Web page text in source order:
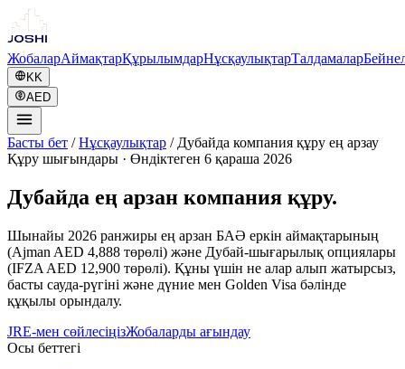
ЖобаларАймақтарҚұрылымдарНұсқаулықтарТалдамалар
KK
AED
Басты бет / Нұсқаулықтар / Дубайда компания құру ең арзау
Құру шығындары · Өндіктеген 6 қараша 2026
Дубайда ең арзан компания құру.
Шынайы 2026 ранжиры ең арзан БАӘ еркін аймақтарының
(Ajman AED 4,888 төрөлі) және Дубай-шығарылық опциялары
(IFZA AED 12,900 төрөлі). Құны үшін не алар алып жатырсыз,
басты сауда-рүгіні және дүние мен Golden Visa бәлінде
құқылы орындалу.
JRE-мен сөйлесіңізЖобаларды ағындау
Осы беттегі